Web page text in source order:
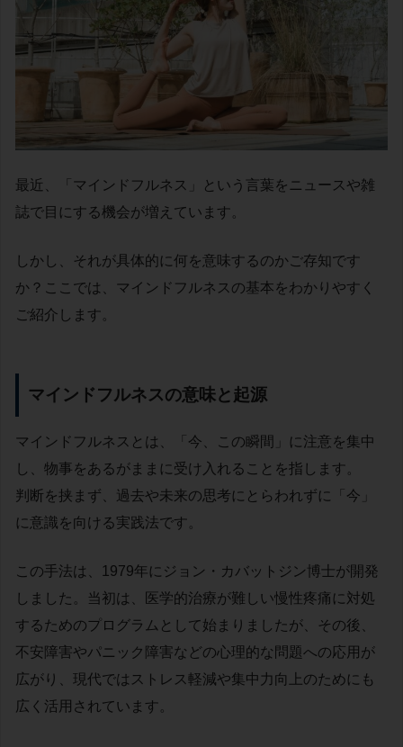
最近、「マインドフルネス」という言葉をニュースや雑
誌で目にする機会が増えています。
しかし、それが具体的に何を意味するのかご存知です
か？ここでは、マインドフルネスの基本をわかりやすく
ご紹介します。
マインドフルネスの意味と起源
マインドフルネスとは、「今、この瞬間」に注意を集中
し、物事をあるがままに受け入れることを指します。
判断を挟まず、過去や未来の思考にとらわれずに「今」
に意識を向ける実践法です。
この手法は、1979年にジョン・カバットジン博士が開発
しました。当初は、医学的治療が難しい慢性疼痛に対処
するためのプログラムとして始まりましたが、その後、
不安障害やパニック障害などの心理的な問題への応用が
広がり、現代ではストレス軽減や集中力向上のためにも
広く活用されています。